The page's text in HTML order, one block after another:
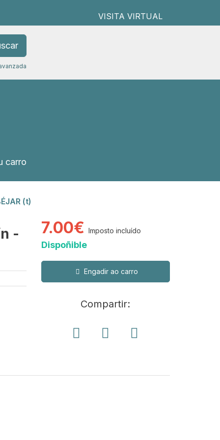
VISITA VIRTUAL
carro
(t)
- 7.00€ Imposto incluído
Dispoñible
Engadir ao carro
Compartir: